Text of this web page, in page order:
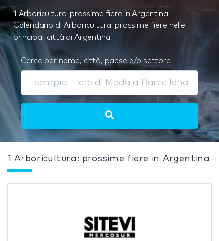
1 Arboricultura: prossime fiere in Argentina.
Calendario di Arboricultura: prossime fiere nelle
principali città di Argentina
Cerca per nome, città, paese e/o settore
1 Arboricultura: prossime fiere in Argentina